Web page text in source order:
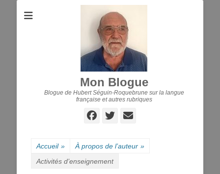
Mon Blogue
Blogue de Hubert Séguin-Roquebrune sur la langue
française et autres rubriques
Facebook
Twitter
E-
Accueil » À propos de l’auteur »
Activités d’enseignement